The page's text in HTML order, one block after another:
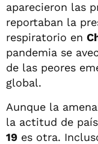
aparecieron las
reportaban la
respiratorio en
pandemia se
de las peores
global.
Aunque la
la actitud de
19 es otra.